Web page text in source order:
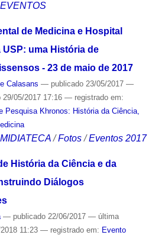
EVENTOS
de Medicina e Hospital
uma História de
- 23 de maio de 2017
Calasans — publicado23/05/2017 —
29/05/2017 17:16 — registrado em:
Pesquisa Khronos: História da Ciência,
MIDIATECA /Fotos /Eventos 2017
História da Ciência e da
Diálogos
— publicado22/06/2017 — última
11:23 — registrado em: Evento